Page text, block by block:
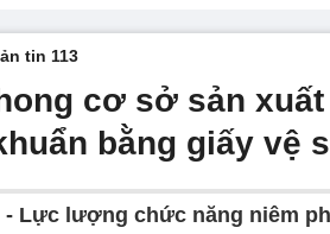
tin 113
cơ sở sản
bằng giấy vệ
- Lực lượng chức năng niêm